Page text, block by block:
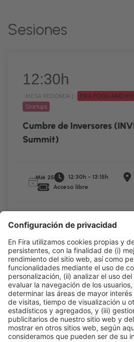
Sesiones
12:30h
MESA REDONDA |
FIRA FOOD AND
Startups
Cumbre de Inversores
Summit)
Mié 25 12:30h - 13:15h
Acceso libre